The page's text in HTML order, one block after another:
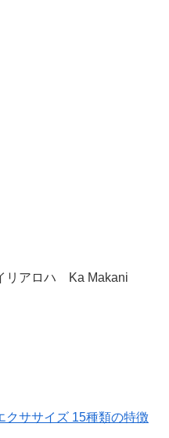
リアロハ Ka Makani
クササイズ 15種類の特徴